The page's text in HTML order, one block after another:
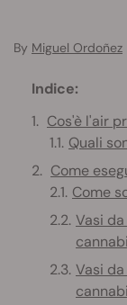
By Miguel Ordoñez
Indice:
Cos'è l'air
Quali
Come
Come
Vasi
Vasi